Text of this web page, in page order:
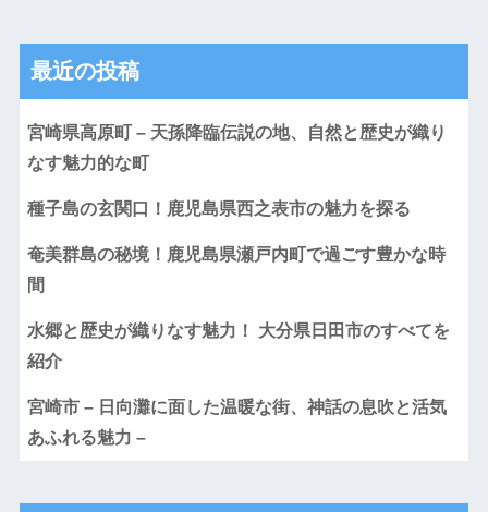
最近の投稿
宮崎県高原町 – 天孫降臨伝説の地、自然と歴史が織り
なす魅力的な町
種子島の玄関口！鹿児島県西之表市の魅力を探る
奄美群島の秘境！鹿児島県瀬戸内町で過ごす豊かな時
間
水郷と歴史が織りなす魅力！ 大分県日田市のすべてを
紹介
宮崎市 – 日向灘に面した温暖な街、神話の息吹と活気
あふれる魅力 –